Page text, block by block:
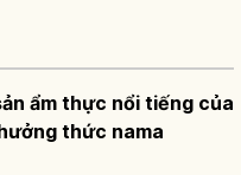
ẩm thực nổi tiếng của
thức nama